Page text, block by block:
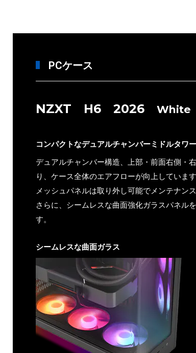
PCケース
NZXT H6 2026 White
コンパクトなデュアルチャンバーミドルタワ
デュアルチャンバー構造、上部・前面右側・
り、ケース全体のエアフローが向上しています
メッシュパネルは取り外し可能でメンテナン
さらに、シームレスな曲面強化ガラスパネル
す。
シームレスな曲面ガラス